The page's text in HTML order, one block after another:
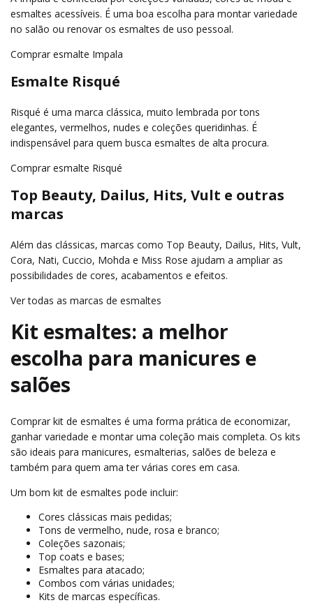
esmaltes acessíveis. É uma boa escolha para montar variedade
no salão ou renovar os esmaltes de uso pessoal.
Comprar esmalte Impala
Esmalte Risqué
Risqué é uma marca clássica, muito lembrada por tons
elegantes, vermelhos, nudes e coleções queridinhas. É
indispensável para quem busca esmaltes de alta procura.
Comprar esmalte Risqué
Top Beauty, Dailus, Hits, Vult e outras
marcas
Além das clássicas, marcas como Top Beauty, Dailus, Hits, Vult,
Cora, Nati, Cuccio, Mohda e Miss Rose ajudam a ampliar as
possibilidades de cores, acabamentos e efeitos.
Ver todas as marcas de esmaltes
Kit esmaltes: a melhor
escolha para manicures e
salões
Comprar kit de esmaltes é uma forma prática de economizar,
ganhar variedade e montar uma coleção mais completa. Os kits
são ideais para manicures, esmalterias, salões de beleza e
também para quem ama ter várias cores em casa.
Um bom kit de esmaltes pode incluir:
Cores clássicas mais pedidas;
Tons de vermelho, nude, rosa e branco;
Coleções sazonais;
Top coats e bases;
Esmaltes para atacado;
Combos com várias unidades;
Kits de marcas específicas.